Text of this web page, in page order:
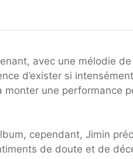
avec une mélodie
d’exister si
monter une performance
cependant, Jimin
de doute et de